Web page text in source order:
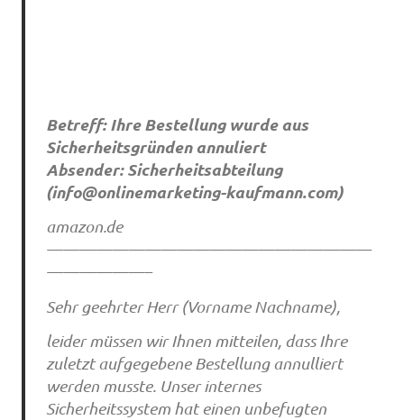
Betreff: Ihre Bestellung wurde aus
Sicherheitsgründen annuliert
Absender: Sicherheitsabteilung
(info@onlinemarketing-kaufmann.com)
amazon.de
————————————————————
——————–
Sehr geehrter Herr (Vorname Nachname),
leider müssen wir Ihnen mitteilen, dass Ihre
zuletzt aufgegebene Bestellung annulliert
werden musste. Unser internes
Sicherheitssystem hat einen unbefugten